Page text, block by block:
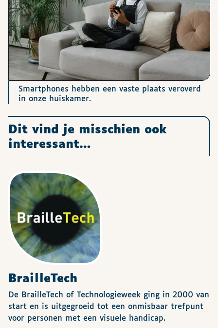
Smartphones hebben een vaste plaats veroverd
in onze huiskamer.
Dit vind je misschien ook
interessant…
BrailleTech
De BrailleTech of Technologieweek ging in 2000 van
start en is uitgegroeid tot een onmisbaar trefpunt
voor personen met een visuele handicap.